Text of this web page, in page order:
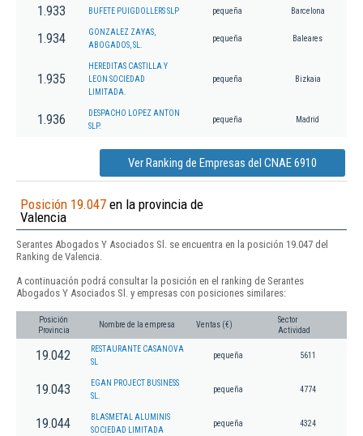
1.933 BUFETE PUIGDOLLERS SLP pequeña Barcelona
1.934
GONZALEZ ZAYAS,
ABOGADOS, SL.
pequeña Baleares
1.935
HEREDITAS CASTILLA Y
LEON SOCIEDAD
LIMITADA.
pequeña Bizkaia
1.936
DESPACHO LOPEZ ANTON
SLP.
pequeña Madrid
Ver Ranking de Empresas del CNAE 6910
Posición 19.047 en la provincia de
Valencia
Serantes Abogados Y Asociados Sl. se encuentra en la posición 19.047 del
Ranking de Valencia.
A continuación podrá consultar la posición en el ranking de Serantes
Abogados Y Asociados Sl. y empresas con posiciones similares:
Posición
Provincia
Nombre de la empresa Ventas (€)
Sector
Actividad
19.042
RESTAURANTE CASANOVA
SL
pequeña 5611
19.043
EGAN PROJECT BUSINESS
SL.
pequeña 4774
19.044
BLASMETAL ALUMINIS
SOCIEDAD LIMITADA
pequeña 4324